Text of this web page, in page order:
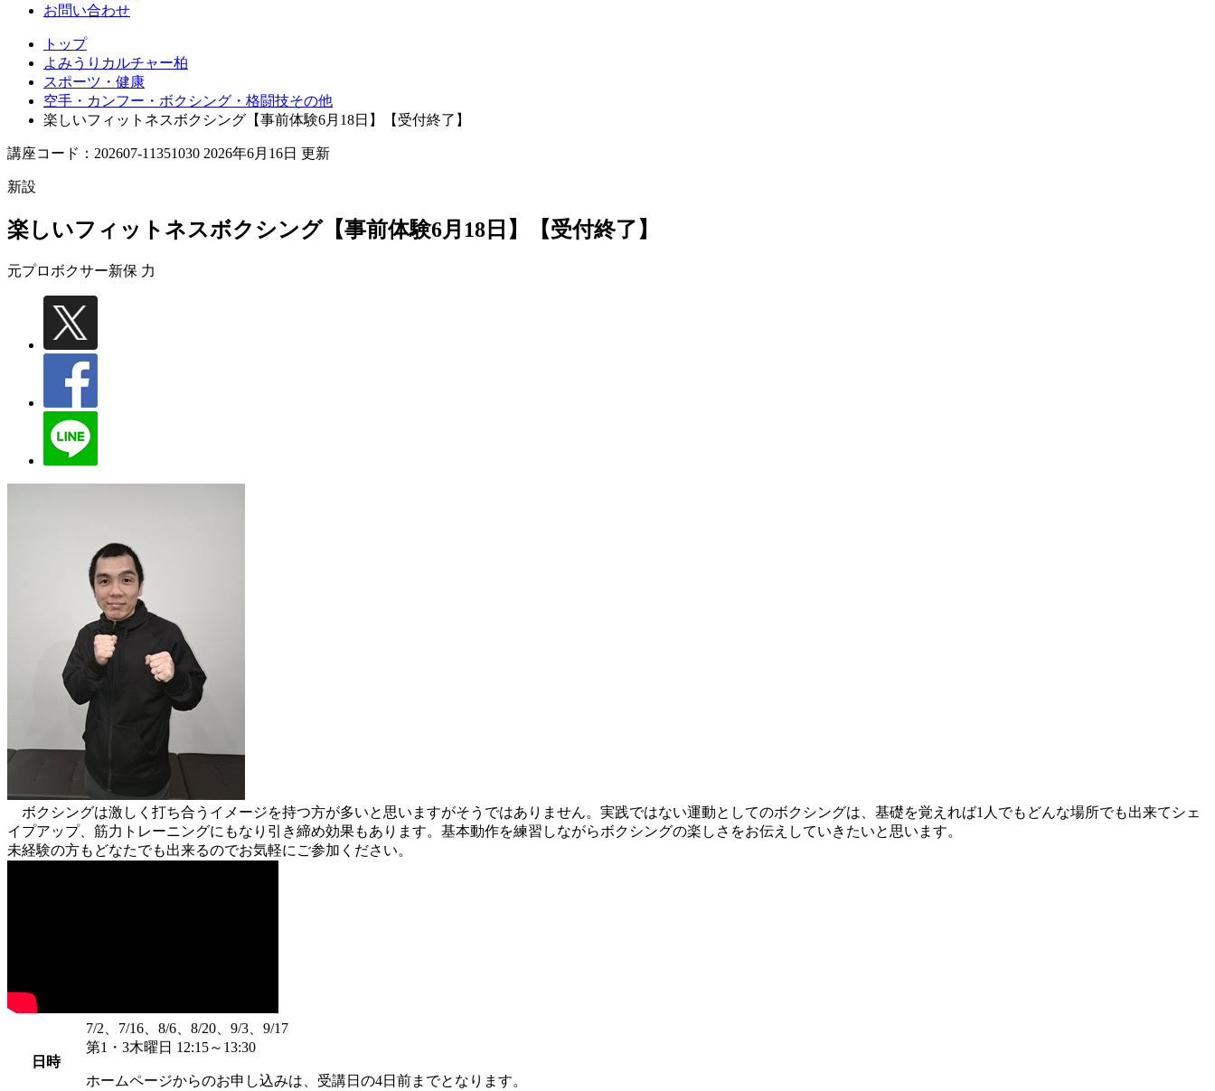
お問い合わせ
トップ
よみうりカルチャー柏
スポーツ・健康
空手・カンフー・ボクシング・格闘技その他
楽しいフィットネスボクシング【事前体験6月18日】【受付終了】
講座コード：202607-11351030 2026年6月16日 更新
新設
楽しいフィットネスボクシング【事前体験6月18日】【受付終了】
元プロボクサー新保 力
ボクシングは激しく打ち合うイメージを持つ方が多いと思いますがそうではありません。実践ではない運動としてのボクシングは、基礎を覚えれば1人でもどんな場所でも出来てシェ
イプアップ、筋力トレーニングにもなり引き締め効果もあります。基本動作を練習しながらボクシングの楽しさをお伝えしていきたいと思います。
未経験の方もどなたでも出来るのでお気軽にご参加ください。
日時
7/2、7/16、8/6、8/20、9/3、9/17
第1・3木曜日 12:15～13:30
ホームページからのお申し込みは、受講日の4日前までとなります。